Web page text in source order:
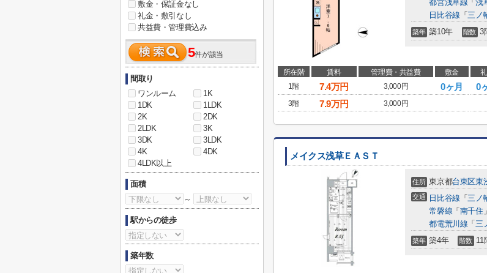
都営浅草線 「 浅
日比谷線 「三ノ
築年 築10年 階数 3
所在階 賃料 管理費・共益費 敷金
1階
7.4万円 3,000円 0ヶ月 0
3階
7.9万円 3,000円
メイクス浅草ＥＡＳＴ
住所 東京都台東区東
交通 日比谷線 「三ノ
常磐線 「 南千住
都電荒川線 「 三
築年 築4年 階数 11
敷金・保証金なし
礼金・敷引なし
共益費・管理費込み
5件が該当
間取り
ワンルーム
1K
1DK
1LDK
2K
2DK
2LDK
3K
3DK
3LDK
4K
4DK
4LDK以上
面積
～
駅からの徒歩
築年数